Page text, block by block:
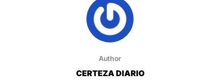
Author
CERTEZA DIARIO